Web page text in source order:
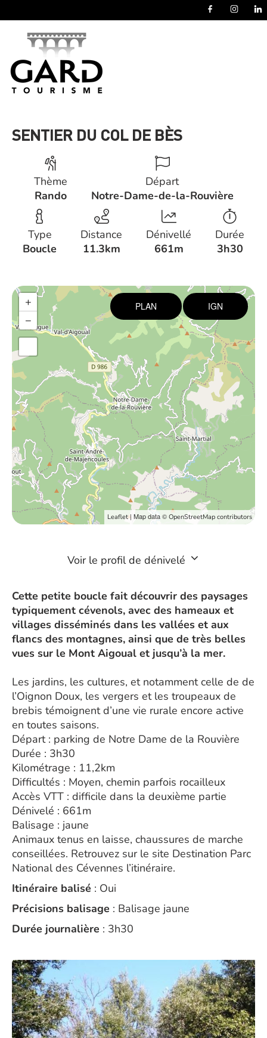
SENTIER DU COL DE BÈS
Thème
Rando
Départ
Notre-Dame-de-la-Rouvière
Type
Boucle
Distance
11.3km
Dénivellé
661m
Durée
3h30
+
−
PLAN IGN
Leaflet | Map data © OpenStreetMap contributors
Voir le profil de dénivelé
Cette petite boucle fait découvrir des paysages
typiquement cévenols, avec des hameaux et
villages disséminés dans les vallées et aux
flancs des montagnes, ainsi que de très belles
vues sur le Mont Aigoual et jusqu’à la mer.
Les jardins, les cultures, et notamment celle de de
l’Oignon Doux, les vergers et les troupeaux de
brebis témoignent d’une vie rurale encore active
en toutes saisons.
Départ : parking de Notre Dame de la Rouvière
Durée : 3h30
Kilométrage : 11,2km
Difficultés : Moyen, chemin parfois rocailleux
Accès VTT : difficile dans la deuxième partie
Dénivelé : 661m
Balisage : jaune
Animaux tenus en laisse, chaussures de marche
conseillées. Retrouvez sur le site Destination Parc
National des Cévennes l’itinéraire.
Itinéraire balisé : Oui
Précisions balisage : Balisage jaune
Durée journalière : 3h30